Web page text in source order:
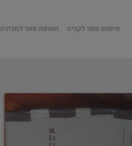
חיפוש ספר לקניה הוספת ספר למכירה